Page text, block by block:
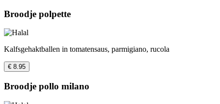
Broodje polpette
Kalfsgehaktballen in tomatensaus, parmigiano, rucola
€ 8.95
Broodje pollo milano